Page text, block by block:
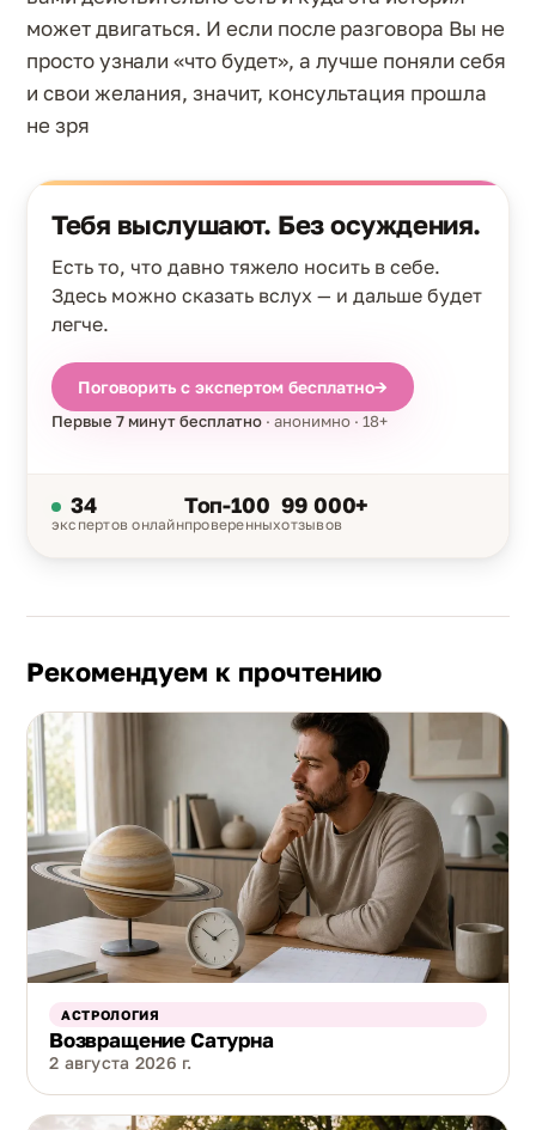
может двигаться. И если после разговора Вы не
просто узнали «что будет», а лучше поняли себя
и свои желания, значит, консультация прошла
не зря
Тебя выслушают. Без осуждения.
Есть то, что давно тяжело носить в себе.
Здесь можно сказать вслух — и дальше будет
легче.
Поговорить с экспертом бесплатно→
Первые 7 минут бесплатно · анонимно · 18+
34
экспертов онлайн
Топ-100
проверенных
99 000+
отзывов
Рекомендуем к прочтению
АСТРОЛОГИЯ
Возвращение Сатурна
2 августа 2026 г.